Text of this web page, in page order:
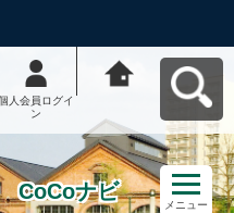
人会員ログイ
ン
ナビへ戻る
CoCoナビ
メニュー